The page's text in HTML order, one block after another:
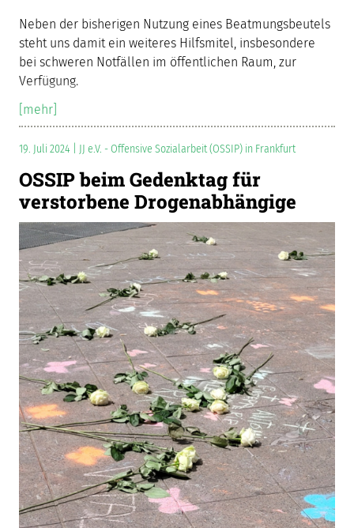
Neben der bisherigen Nutzung eines Beatmungsbeutels
steht uns damit ein weiteres Hilfsmitel, insbesondere
bei schweren Notfällen im öffentlichen Raum, zur
Verfügung.
[mehr]
19. Juli 2024 | JJ e.V. - Offensive Sozialarbeit (OSSIP) in Frankfurt
OSSIP beim Gedenktag für
verstorbene Drogenabhängige